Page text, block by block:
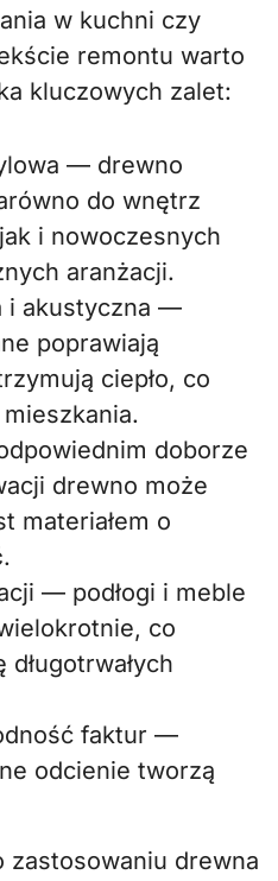
w kuchni czy
remontu warto
kluczowych zalet:
— drewno
do wnętrz
i nowoczesnych
aranżacji.
i akustyczna —
poprawiają
ciepło, co
doborze
drewno może
materiałem o
.
— podłogi i meble
co
faktur —
odcienie tworzą
zastosowaniu drewna